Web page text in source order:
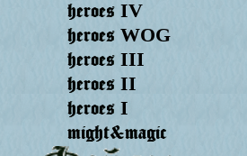
heroes IV
heroes WOG
heroes III
heroes II
heroes I
might&magic